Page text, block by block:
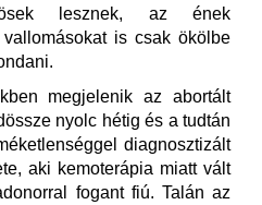
lesznek, az ének
is csak ökölbe
megjelenik az abortált
nyolc hétig és a tudtán
diagnosztizált
aki kemoterápia miatt vált
fogant fiú. Talán az